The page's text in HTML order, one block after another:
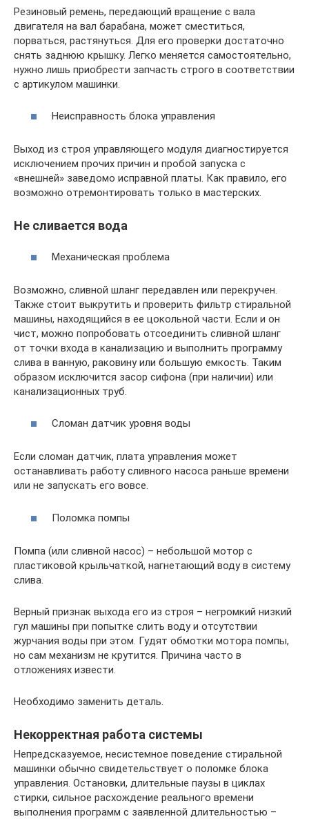
Резиновый ремень, передающий вращение с вала
двигателя на вал барабана, может сместиться,
порваться, растянуться. Для его проверки достаточно
снять заднюю крышку. Легко меняется самостоятельно,
нужно лишь приобрести запчасть строго в соответствии
с артикулом машинки.
Неисправность блока управления
Выход из строя управляющего модуля диагностируется
исключением прочих причин и пробой запуска с
«внешней» заведомо исправной платы. Как правило, его
возможно отремонтировать только в мастерских.
Не сливается вода
Механическая проблема
Возможно, сливной шланг передавлен или перекручен.
Также стоит выкрутить и проверить фильтр стиральной
машины, находящийся в ее цокольной части. Если и он
чист, можно попробовать отсоединить сливной шланг
от точки входа в канализацию и выполнить программу
слива в ванную, раковину или большую емкость. Таким
образом исключится засор сифона (при наличии) или
канализационных труб.
Сломан датчик уровня воды
Если сломан датчик, плата управления может
останавливать работу сливного насоса раньше времени
или не запускать его вовсе.
Поломка помпы
Помпа (или сливной насос) – небольшой мотор с
пластиковой крыльчаткой, нагнетающий воду в систему
слива.
Верный признак выхода его из строя – негромкий низкий
гул машины при попытке слить воду и отсутствии
журчания воды при этом. Гудят обмотки мотора помпы,
но сам механизм не крутится. Причина часто в
отложениях извести.
Необходимо заменить деталь.
Некорректная работа системы
Непредсказуемое, несистемное поведение стиральной
машинки обычно свидетельствует о поломке блока
управления. Остановки, длительные паузы в циклах
стирки, сильное расхождение реального времени
выполнения программ с заявленной длительностью –